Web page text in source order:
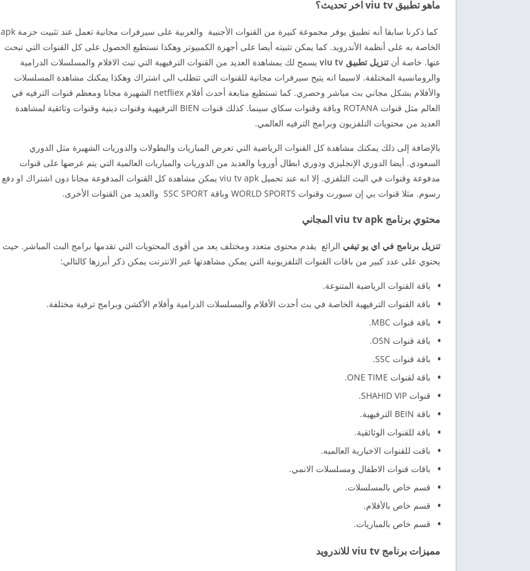
ماهو تطبيق viu tv اخر تحديث؟
كما ذكرنا سابقا أنه تطبيق يوفر مجموعة كبيرة من القنوات الأجنبية والعربية على سيرفرات مجانية تعمل عند تثبيت حزمة apk
الخاصة به على أنظمة الأندرويد. كما يمكن تثبيته أيضا على أجهزة الكمبيوتر وهكذا تستطيع الحصول على كل القنوات التي تبحث
عنها. خاصة أن تنزيل تطبيق viu tv
يسمح لك بمشاهدة العديد من القنوات الترفيهية التي تبث الافلام والمسلسلات الدرامية
والرومانسية المختلفة. لاسيما انه يتيح سيرفرات مجانية للقنوات التي تتطلب الى اشتراك وهكذا يمكنك مشاهدة المسلسلات
والأفلام بشكل مجاني بث مباشر وحصري. كما تستطيع متابعة أحدث أفلام netfliex الشهيرة مجانا ومعظم قنوات الترفيه في
العالم مثل قنوات ROTANA وباقة وقنوات سكاي سينما. كذلك قنوات BIEN الترفيهية وقنوات دينية وقنوات وثائقية لمشاهدة
العديد من محتويات التلفزيون وبرامج الترفيه العالمي.
بالإضافة إلى ذلك يمكنك مشاهدة كل القنوات الرياضية التي تعرض المباريات والبطولات والدوريات الشهيرة مثل الدوري
السعودي. أيضا الدوري الإنجليزي ودوري ابطال أوروبا والعديد من الدوريات والمباريات العالمية التي يتم عرضها على قنوات
مدفوعة وقنوات في البث التلفزي. إلا انه عند تحميل viu tv apk يمكن مشاهدة كل القنوات المدفوعة مجانا دون اشتراك او دفع
رسوم. مثلا قنوات بي إن سبورت وقنوات WORLD SPORTS وباقة SSC SPORT والعديد من القنوات الأخرى.
محتوي برنامج viu tv apk المجاني
تنزيل برنامج في اي يو تيفي الرائع يقدم محتوى متعدد ومختلف يعد من أقوى المحتويات التي تقدمها برامج البث المباشر. حيث
يحتوي على عدد كبير من باقات القنوات التلفزيونية التي يمكن مشاهدتها عبر الانترنت يمكن ذكر أبرزها كالتالي:
باقة القنوات الرياضية المتنوعة.
باقة القنوات الترفيهية الخاصة في بث أحدث الأفلام والمسلسلات الدرامية وأفلام الأكشن وبرامج ترفية مختلفة.
باقة قنوات MBC.
باقة قنوات OSN.
باقة قنوات SSC.
باقة لقنوات ONE TIME.
قنوات SHAHID VIP.
باقة BEIN الترفيهية.
باقة للقنوات الوثائقية.
باقت للقنوات الاخبارية العالميه.
باقات قنوات الاطفال ومسلسلات الانمي.
قسم خاص بالمسلسلات.
قسم خاص بالأفلام.
قسم خاص بالمباريات.
مميزات برنامج viu tv للاندرويد